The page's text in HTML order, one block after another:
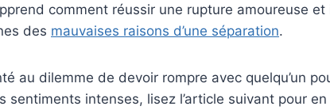
comment réussir une rupture amoureuse
des mauvaises raisons d’une séparation.
au dilemme de devoir rompre avec quelqu’un
sentiments intenses, lisez l’article suivant pour